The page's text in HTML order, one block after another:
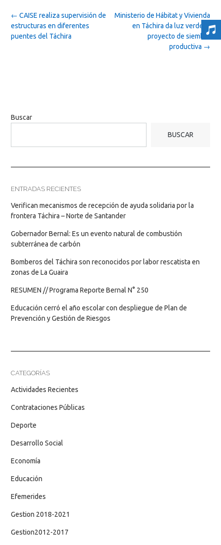
Post
navigation
Ministerio de Hábitat y Vivienda
en Táchira da luz verde al
proyecto de siembra
productiva →
← CAISE realiza supervisión de
estructuras en diferentes
puentes del Táchira
Buscar
BUSCAR
ENTRADAS RECIENTES
Verifican mecanismos de recepción de ayuda solidaria por la
frontera Táchira – Norte de Santander
Gobernador Bernal: Es un evento natural de combustión
subterránea de carbón
Bomberos del Táchira son reconocidos por labor rescatista en
zonas de La Guaira
RESUMEN // Programa Reporte Bernal N° 250
Educación cerró el año escolar con despliegue de Plan de
Prevención y Gestión de Riesgos
CATEGORÍAS
Actividades Recientes
Contrataciones Públicas
Deporte
Desarrollo Social
Economía
Educación
Efemerides
Gestion 2018-2021
Gestion2012-2017